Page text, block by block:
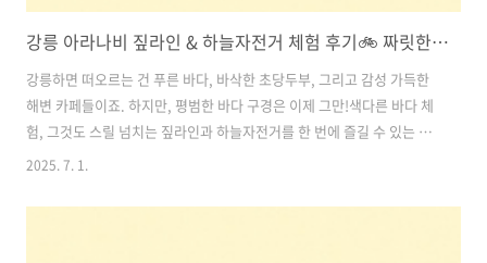
강릉 아라나비 짚라인 & 하늘자전거 체험 후기🚲 짜릿한 바다 위 담력 테스트 스팟 추천!
강릉하면 떠오르는 건 푸른 바다, 바삭한 초당두부, 그리고 감성 가득한
해변 카페들이죠. 하지만, 평범한 바다 구경은 이제 그만!색다른 바다 체
험, 그것도 스릴 넘치는 짚라인과 하늘자전거를 한 번에 즐길 수 있는 강
릉의 이색 액티비티 스팟을 찾고 있다면?바로 이곳! 강릉 아라나비를 추
험을 하고 싶다면 지금 이 글을 꼭 끝까지 읽어보세요.강릉 여행의 버킷
2025. 7. 1.